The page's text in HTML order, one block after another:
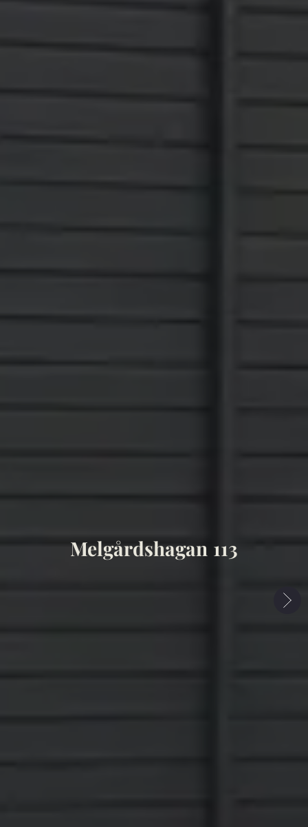
Melgårdshagan 113